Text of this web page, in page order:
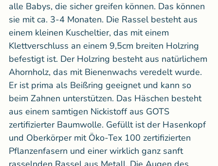
alle Babys, die sicher greifen können. Das können
sie mit ca. 3-4 Monaten. Die Rassel besteht aus
einem kleinen Kuscheltier, das mit einem
Klettverschluss an einem 9,5cm breiten Holzring
befestigt ist. Der Holzring besteht aus natürlichem
Ahornholz, das mit Bienenwachs veredelt wurde.
Er ist prima als Beißring geeignet und kann so
beim Zahnen unterstützen. Das Häschen besteht
aus einem samtigen Nickistoff aus GOTS
zertifizierter Baumwolle. Gefüllt ist der Hasenkopf
und Oberkörper mit Öko-Tex 100 zertifizierten
Pflanzenfasern und einer wirklich ganz sanft